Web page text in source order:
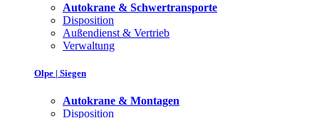
Autokrane & Schwertransporte
Disposition
Außendienst & Vertrieb
Verwaltung
Olpe | Siegen
Autokrane & Montagen
Disposition